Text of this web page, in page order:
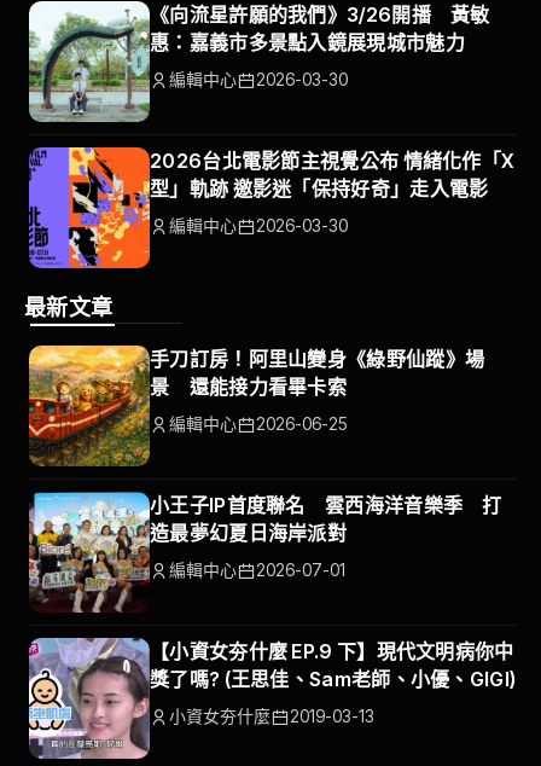
《向流星許願的我們》3/26開播 黃敏
惠：嘉義市多景點入鏡展現城市魅力
編輯中心 2026-03-30
2026台北電影節主視覺公布 情緒化作「X
型」軌跡 邀影迷「保持好奇」走入電影
編輯中心 2026-03-30
最新文章
手刀訂房！阿里山變身《綠野仙蹤》場
景 還能接力看畢卡索
編輯中心 2026-06-25
小王子IP首度聯名 雲西海洋音樂季 打
造最夢幻夏日海岸派對
編輯中心 2026-07-01
【小資女夯什麼 EP.9 下】現代文明病你中
獎了嗎? (王思佳、Sam老師、小優、GIGI)
小資女夯什麼 2019-03-13